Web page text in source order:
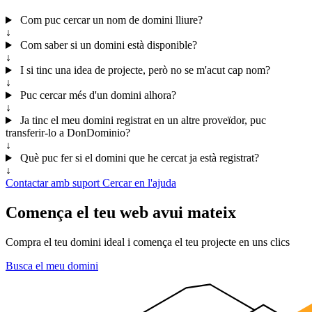
Com puc cercar un nom de domini lliure?
↓
Com saber si un domini està disponible?
↓
I si tinc una idea de projecte, però no se m'acut cap nom?
↓
Puc cercar més d'un domini alhora?
↓
Ja tinc el meu domini registrat en un altre proveïdor, puc
transferir-lo a DonDominio?
↓
Què puc fer si el domini que he cercat ja està registrat?
↓
Contactar amb suport Cercar en l'ajuda
Comença el teu web avui mateix
Compra el teu domini ideal i comença el teu projecte en uns clics
Busca el meu domini